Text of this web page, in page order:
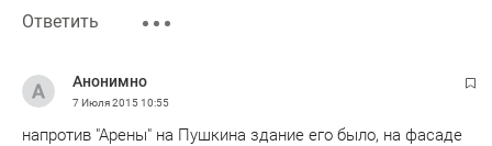
Ответить
Анонимно
7 Июля 201510:55
напротив "Арены" на Пушкина здание его было, на фасаде